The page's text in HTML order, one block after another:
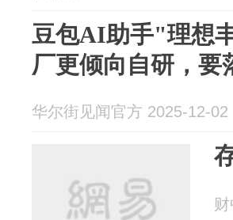
豆包AI助手"理想
厂更倾向自研，要
华尔街见闻官方 2025-12-02